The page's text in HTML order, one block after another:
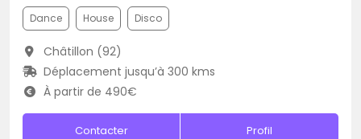
Dance House Disco
Châtillon (92)
Déplacement jusqu’à 300 kms
À partir de 490€
Contacter Profil